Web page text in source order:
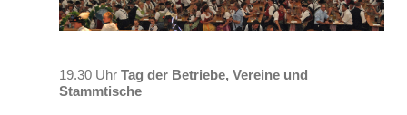
19.30 Uhr Tag der Betriebe, Vereine und
Stammtische